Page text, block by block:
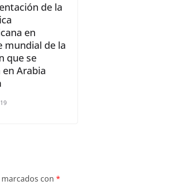
de la
en
mundial de la
que se
Arabia
con *